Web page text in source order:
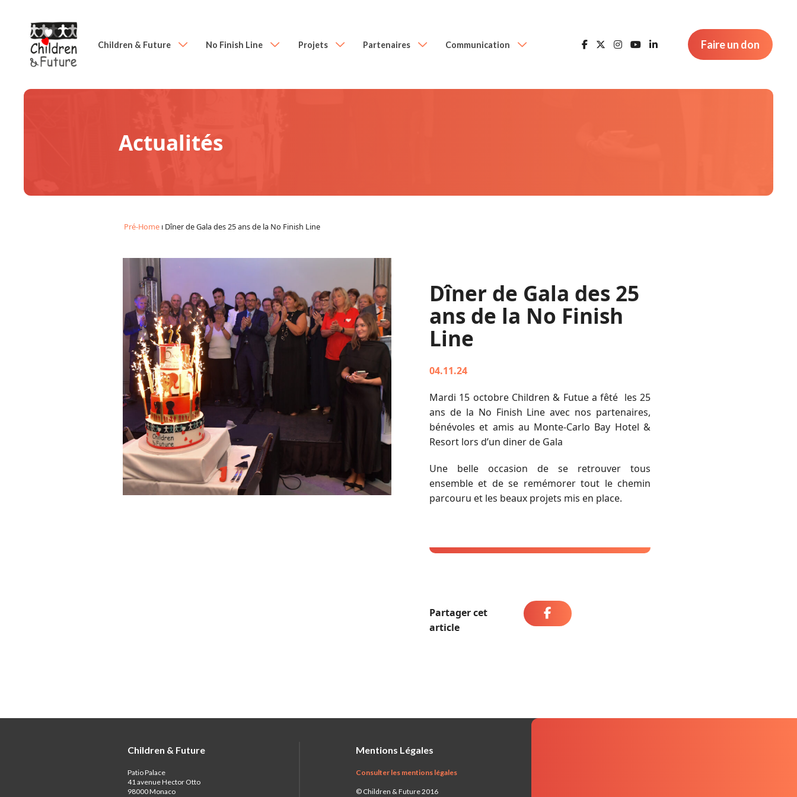
Children & Future No Finish Line Projets Partenaires Communication Faire un don
Actualités
Pré-Home ı Dîner de Gala des 25 ans de la No Finish Line
Dîner de Gala des 25
ans de la No Finish
Line
04.11.24
Mardi 15 octobre Children & Futue a fêté les 25
ans de la No Finish Line avec nos partenaires,
bénévoles et amis au Monte-Carlo Bay Hotel &
Resort lors d’un diner de Gala
Une belle occasion de se retrouver tous
ensemble et de se remémorer tout le chemin
parcouru et les beaux projets mis en place.
Partager cet
article
Children & Future
Patio Palace
41 avenue Hector Otto
98000 Monaco
Mentions Légales
Consulter les mentions légales
© Children & Future 2016